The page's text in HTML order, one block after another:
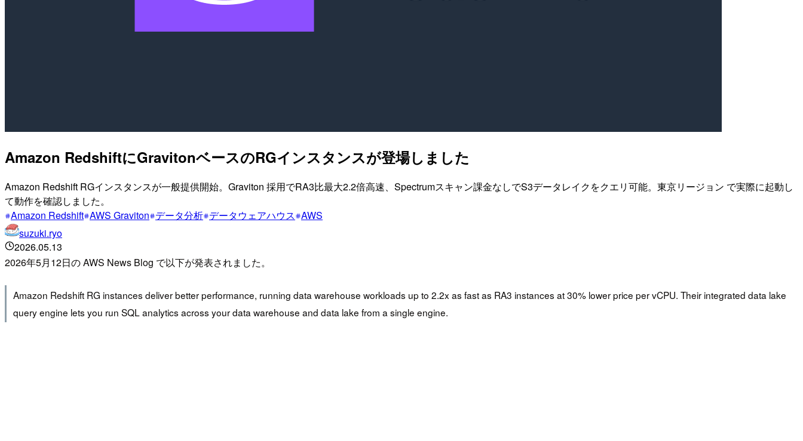
Amazon RedshiftにGravitonベースのRGインスタンスが登場しました
Amazon Redshift RGインスタンスが一般提供開始。Graviton 採用でRA3比最大2.2倍高速、Spectrumスキャン課金なしでS3データレイクをクエリ可能。東京リージョン で実際に起動し
て動作を確認しました。
Amazon Redshift AWS Graviton データ分析 データウェアハウス AWS
suzuki.ryo
2026.05.13
2026年5月12日の AWS News Blog で以下が発表されました。
Amazon Redshift RG instances deliver better performance, running data warehouse workloads up to 2.2x as fast as RA3 instances at 30% lower price per vCPU. Their integrated data lake
query engine lets you run SQL analytics across your data warehouse and data lake from a single engine.